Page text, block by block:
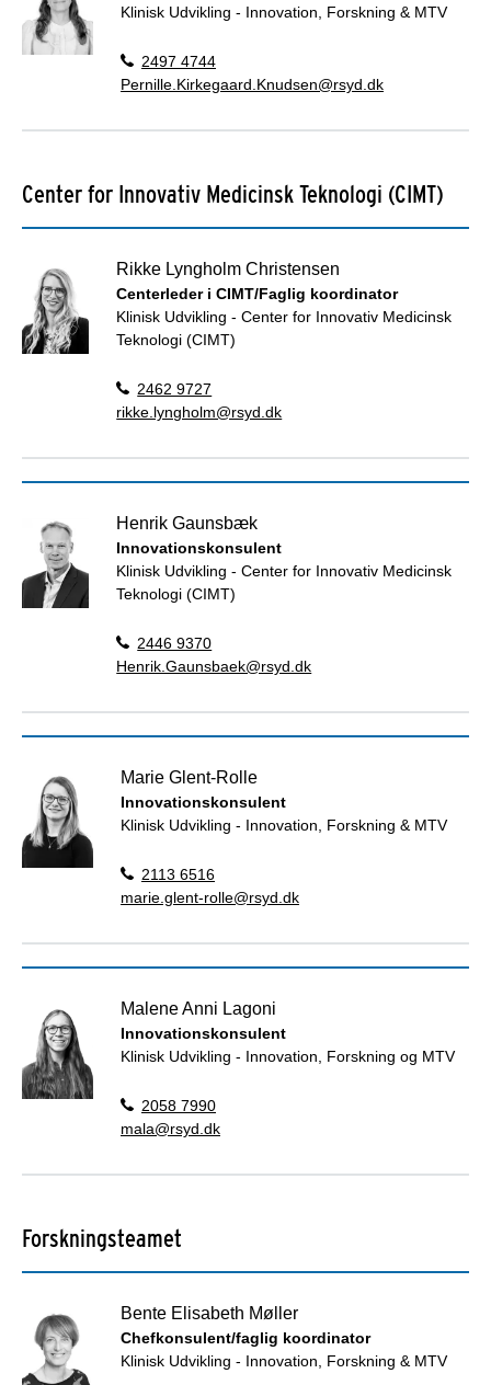
Klinisk Udvikling - Innovation, Forskning & MTV
2497 4744
Pernille.Kirkegaard.Knudsen@rsyd.dk
Center for Innovativ Medicinsk Teknologi (CIMT)
Rikke Lyngholm Christensen
Centerleder i CIMT/Faglig koordinator
Klinisk Udvikling - Center for Innovativ Medicinsk
Teknologi (CIMT)
2462 9727
rikke.lyngholm@rsyd.dk
Henrik Gaunsbæk
Innovationskonsulent
Klinisk Udvikling - Center for Innovativ Medicinsk
Teknologi (CIMT)
2446 9370
Henrik.Gaunsbaek@rsyd.dk
Marie Glent-Rolle
Innovationskonsulent
Klinisk Udvikling - Innovation, Forskning & MTV
2113 6516
marie.glent-rolle@rsyd.dk
Malene Anni Lagoni
Innovationskonsulent
Klinisk Udvikling - Innovation, Forskning og MTV
2058 7990
mala@rsyd.dk
Forskningsteamet
Bente Elisabeth Møller
Chefkonsulent/faglig koordinator
Klinisk Udvikling - Innovation, Forskning & MTV